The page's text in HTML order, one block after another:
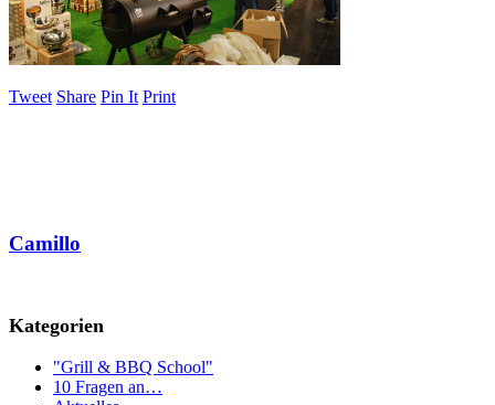
Tweet Share Pin It Print
Camillo
Kategorien
"Grill & BBQ School"
10 Fragen an…